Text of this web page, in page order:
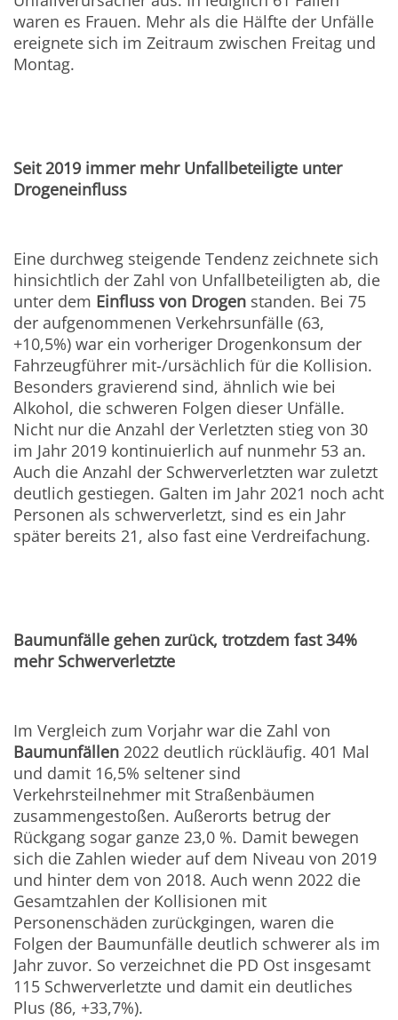
waren es Frauen. Mehr als die Hälfte der Unfälle
ereignete sich im Zeitraum zwischen Freitag und
Montag.
Seit 2019 immer mehr Unfallbeteiligte unter
Drogeneinfluss
Eine durchweg steigende Tendenz zeichnete sich
hinsichtlich der Zahl von Unfallbeteiligten ab, die
unter dem Einfluss von Drogen standen. Bei 75
der aufgenommenen Verkehrsunfälle (63,
+10,5%) war ein vorheriger Drogenkonsum der
Fahrzeugführer mit-/ursächlich für die Kollision.
Besonders gravierend sind, ähnlich wie bei
Alkohol, die schweren Folgen dieser Unfälle.
Nicht nur die Anzahl der Verletzten stieg von 30
im Jahr 2019 kontinuierlich auf nunmehr 53 an.
Auch die Anzahl der Schwerverletzten war zuletzt
deutlich gestiegen. Galten im Jahr 2021 noch acht
Personen als schwerverletzt, sind es ein Jahr
später bereits 21, also fast eine Verdreifachung.
Baumunfälle gehen zurück, trotzdem fast 34%
mehr Schwerverletzte
Im Vergleich zum Vorjahr war die Zahl von
Baumunfällen 2022 deutlich rückläufig. 401 Mal
und damit 16,5% seltener sind
Verkehrsteilnehmer mit Straßenbäumen
zusammengestoßen. Außerorts betrug der
Rückgang sogar ganze 23,0 %. Damit bewegen
sich die Zahlen wieder auf dem Niveau von 2019
und hinter dem von 2018. Auch wenn 2022 die
Gesamtzahlen der Kollisionen mit
Personenschäden zurückgingen, waren die
Folgen der Baumunfälle deutlich schwerer als im
Jahr zuvor. So verzeichnet die PD Ost insgesamt
115 Schwerverletzte und damit ein deutliches
Plus (86, +33,7%).